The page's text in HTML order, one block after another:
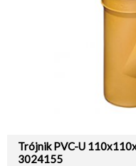
Trójnik PVC-U
3024155